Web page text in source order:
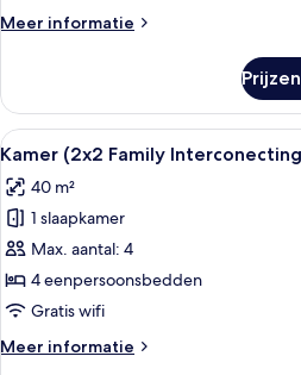
Meer informatie
Meer
suite
Alle
foto's
voor
Kamer
(2x2
Family
Interconecting
laden
4
Kamer (2x2 Family
40 m²
1 slaapkamer
Max. aantal: 4
4 eenpersoonsbedden
Gratis wifi
Meer informatie
Meer